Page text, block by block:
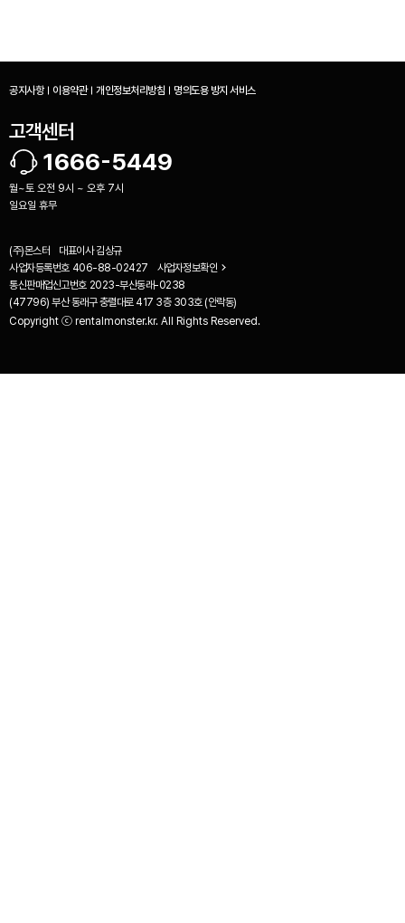
공지사항 이용약관 개인정보처리방침 명의도용 방지 서비스
고객센터
1666-5449
월~토 오전 9시 ~ 오후 7시
일요일 휴무
(주)몬스터 대표이사 김상규
사업자등록번호 406-88-02427
사업자정보확인
통신판매업신고번호 2023-부산동래-0238
(47796) 부산 동래구 충렬대로 417 3층 303호 (안락동)
Copyright ⓒ rentalmonster.kr. All Rights Reserved.